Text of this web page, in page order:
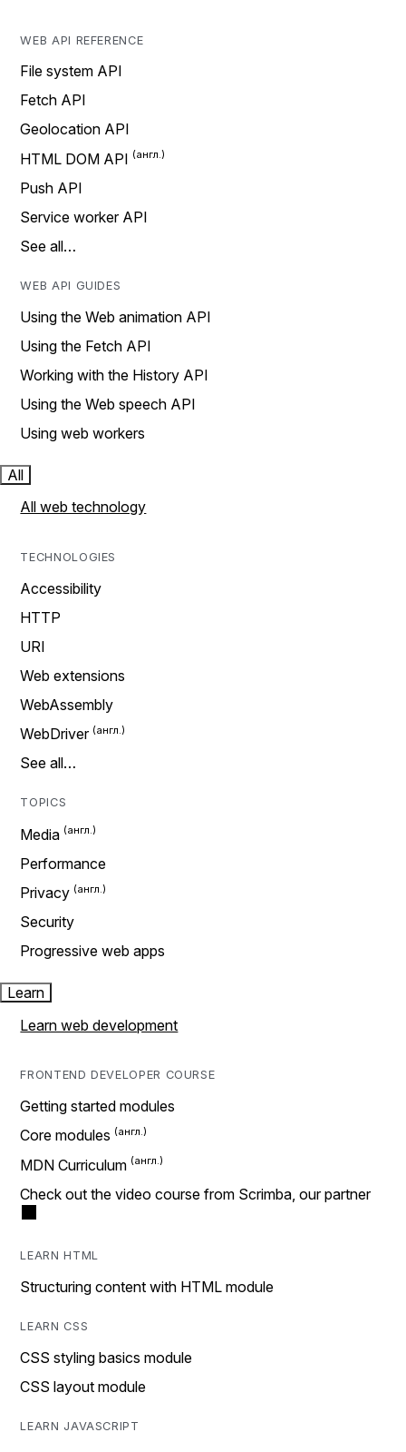
WEB API REFERENCE
File system API
Fetch API
Geolocation API
HTML DOM API
Push API
Service worker API
See all…
WEB API GUIDES
Using the Web animation API
Using the Fetch API
Working with the History API
Using the Web speech API
Using web workers
All
All web technology
TECHNOLOGIES
Accessibility
HTTP
URI
Web extensions
WebAssembly
WebDriver
See all…
TOPICS
Media
Performance
Privacy
Security
Progressive web apps
Learn
Learn web development
FRONTEND DEVELOPER COURSE
Getting started modules
Core modules
MDN Curriculum
Check out the video course from Scrimba, our partner
LEARN HTML
Structuring content with HTML module
LEARN CSS
CSS styling basics module
CSS layout module
LEARN JAVASCRIPT